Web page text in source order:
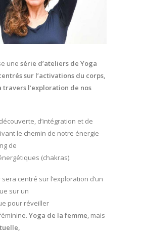
une série d’ateliers de Yoga
sur l’activations du corps,
travers l’exploration de nos
d’intégration et de
le chemin de notre énergie
de
(chakras).
centré sur l’exploration d’un
sur un
pour réveiller
Yoga de la femme, mais